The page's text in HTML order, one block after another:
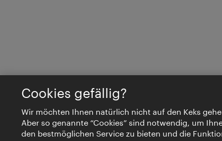
Cookies gefällig?
Wir möchten Ihnen natürlich nicht auf den Keks
Aber so genannte “Cookies” sind notwendig, um
den bestmöglichen Service zu bieten und die